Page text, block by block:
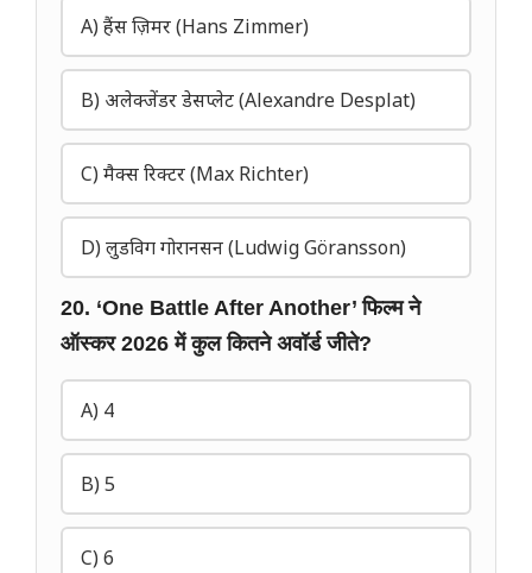
A) हैंस ज़िमर (Hans Zimmer)
B) अलेक्जेंडर डेसप्लेट (Alexandre Desplat)
C) मैक्स रिक्टर (Max Richter)
D) लुडविग गोरानसन (Ludwig Göransson)
20. ‘One Battle After Another’ फिल्म ने
ऑस्कर 2026 में कुल कितने अवॉर्ड जीते?
A) 4
B) 5
C) 6